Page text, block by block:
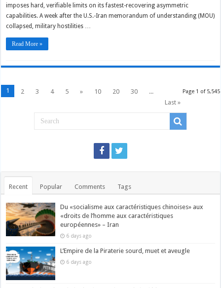
imposes hard, verifiable limits on its fastest-recovering asymmetric
capabilities. A week after the U.S.-Iran memorandum of understanding (MOU)
collapsed, military hostilities …
Read More »
Page 1 of 5,545
1 2 3 4 5 » 10 20 30
...
Last »
Recent Popular Comments Tags
Du «socialisme aux caractéristiques chinoises» aux
«droits de l’homme aux caractéristiques
européennes» – Iran
6 days ago
L’Empire de la Piraterie sourd, muet et aveugle
6 days ago